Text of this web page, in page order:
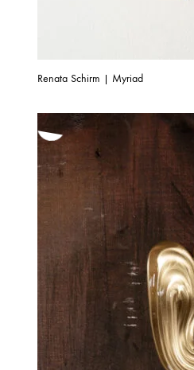
Renata Schirm | Myriad